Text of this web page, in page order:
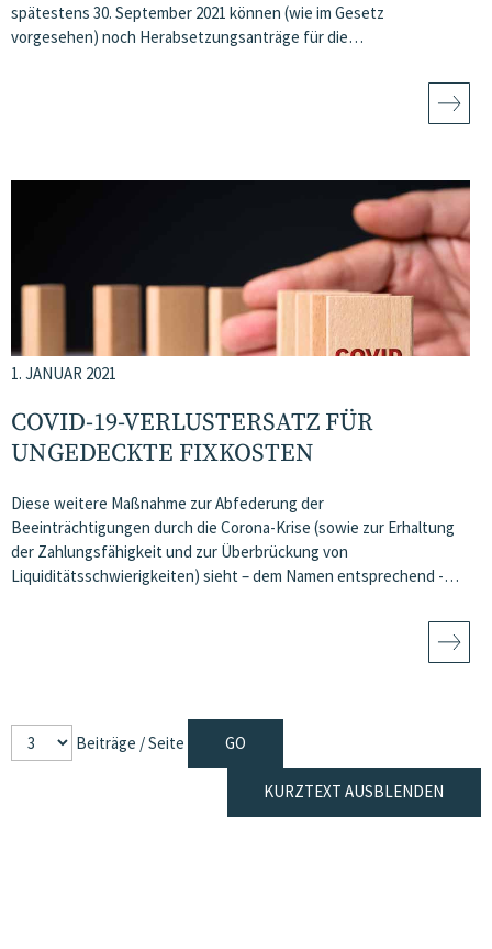
spätestens 30. September 2021 können (wie im Gesetz
vorgesehen) noch Herabsetzungsanträge für die…
1. JANUAR 2021
COVID-19-VERLUSTERSATZ FÜR
UNGEDECKTE FIXKOSTEN
Diese weitere Maßnahme zur Abfederung der
Beeinträchtigungen durch die Corona-Krise (sowie zur Erhaltung
der Zahlungsfähigkeit und zur Überbrückung von
Liquiditätsschwierigkeiten) sieht – dem Namen entsprechend -…
Beiträge / Seite
KURZTEXT AUSBLENDEN